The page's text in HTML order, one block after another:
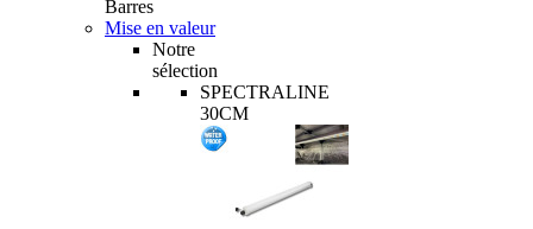
Barres
Mise en valeur
Notre
sélection
SPECTRALINE
30CM